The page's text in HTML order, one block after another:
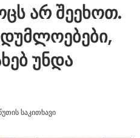
არ შეეხოთ.
უნდა
საკითხავი